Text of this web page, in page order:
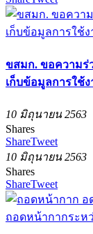
ขสมก. ขอความร่
เก็บข้อมูลการใช้
10 มิถุนายน 2563
Shares
ShareTweet
10 มิถุนายน 2563
Shares
ShareTweet